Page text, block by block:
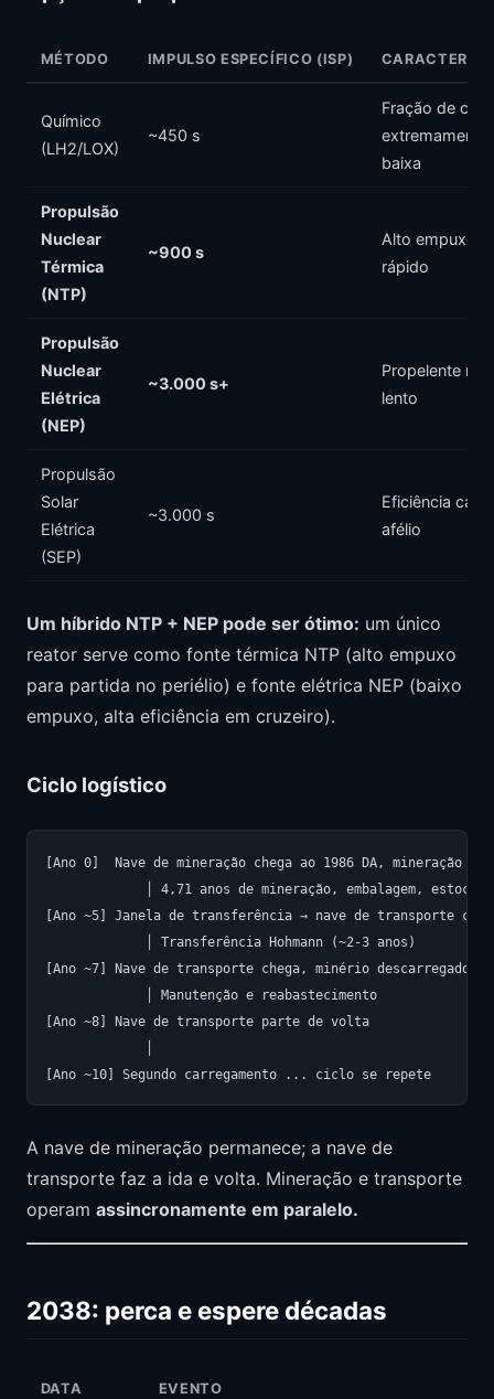
MÉTODO IMPULSO ESPECÍFICO (ISP)
Químico
(LH2/LOX)
~450 s
Fração de
extremamente
baixa
Propulsão
Nuclear
Térmica
(NTP)
~900 s
Alto empuxo,
rápido
Propulsão
Nuclear
Elétrica
(NEP)
~3.000 s+
Propelente
lento
Propulsão
Solar
Elétrica
(SEP)
~3.000 s
Eficiência cai
afélio
Um híbrido NTP + NEP pode ser ótimo: um único
reator serve como fonte térmica NTP (alto empuxo
para partida no periélio) e fonte elétrica NEP (baixo
empuxo, alta eficiência em cruzeiro).
Ciclo logístico
[Ano 0]  Nave de mineração chega ao 1986 DA, mineração
│ 4,71 anos de mineração, embalagem,
[Ano ~5] Janela de transferência → nave de transporte
             │ Transferência Hohmann (~2-3 anos)
[Ano ~7] Nave de transporte chega, minério descarregado
             │ Manutenção e reabastecimento
[Ano ~8] Nave de transporte parte de volta
A nave de mineração permanece; a nave de
transporte faz a ida e volta. Mineração e transporte
operam assincronamente em paralelo.
2038: perca e espere décadas
DATA EVENTO